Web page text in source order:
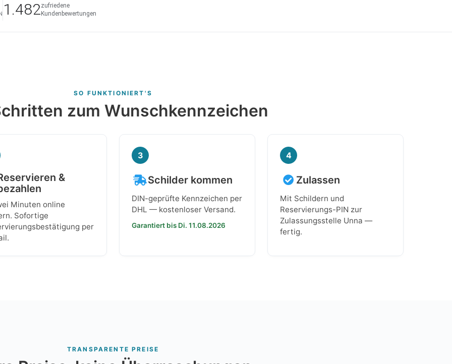
1.482zufriedene
Kundenbewertungen
SO FUNKTIONIERT'S
zum Wunschkennzeichen
&
Minuten online
Sofortige
per
3
Schilder kommen
DIN-geprüfte Kennzeichen per
DHL — kostenloser Versand.
Garantiert bis Di. 11.08.2026
4
Zulassen
Mit Schildern und
Reservierungs-PIN zur
Zulassungsstelle Unna —
fertig.
TRANSPARENTE PREISE